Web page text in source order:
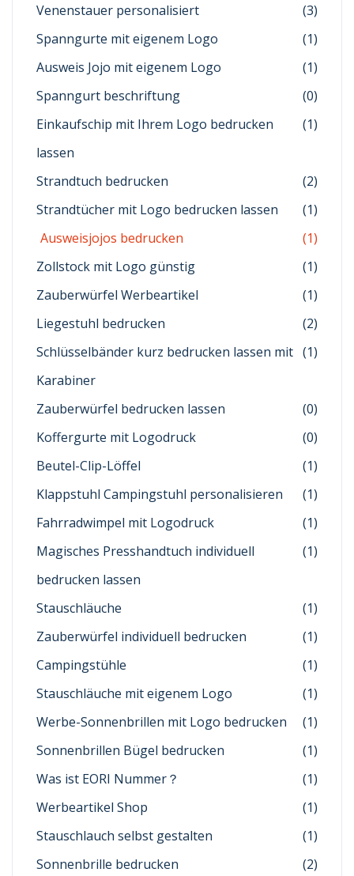
Venenstauer personalisiert
(3)
Spanngurte mit eigenem Logo
(1)
Ausweis Jojo mit eigenem Logo
(1)
Spanngurt beschriftung
(0)
Einkaufschip mit Ihrem Logo bedrucken
lassen
(1)
Strandtuch bedrucken
(2)
Strandtücher mit Logo bedrucken lassen
(1)
Ausweisjojos bedrucken
(1)
Zollstock mit Logo günstig
(1)
Zauberwürfel Werbeartikel
(1)
Liegestuhl bedrucken
(2)
Schlüsselbänder kurz bedrucken lassen mit
Karabiner
(1)
Zauberwürfel bedrucken lassen
(0)
Koffergurte mit Logodruck
(0)
Beutel-Clip-Löffel
(1)
Klappstuhl Campingstuhl personalisieren
(1)
Fahrradwimpel mit Logodruck
(1)
Magisches Presshandtuch individuell
bedrucken lassen
(1)
Stauschläuche
(1)
Zauberwürfel individuell bedrucken
(1)
Campingstühle
(1)
Stauschläuche mit eigenem Logo
(1)
Werbe-Sonnenbrillen mit Logo bedrucken
(1)
Sonnenbrillen Bügel bedrucken
(1)
Was ist EORI Nummer？
(1)
Werbeartikel Shop
(1)
Stauschlauch selbst gestalten
(1)
Sonnenbrille bedrucken
(2)